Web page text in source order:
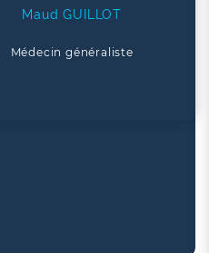
Maud GUILLOT
Médecin généraliste